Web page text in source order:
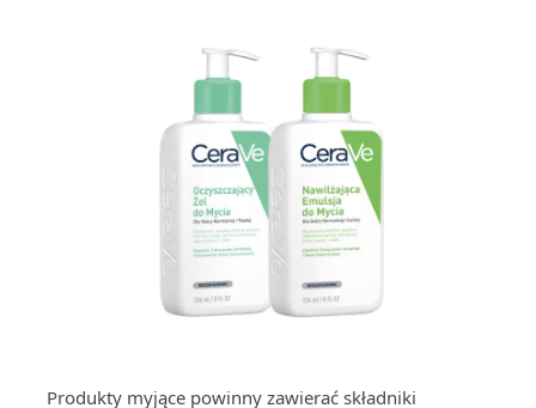
Produkty myjące powinny zawierać składniki